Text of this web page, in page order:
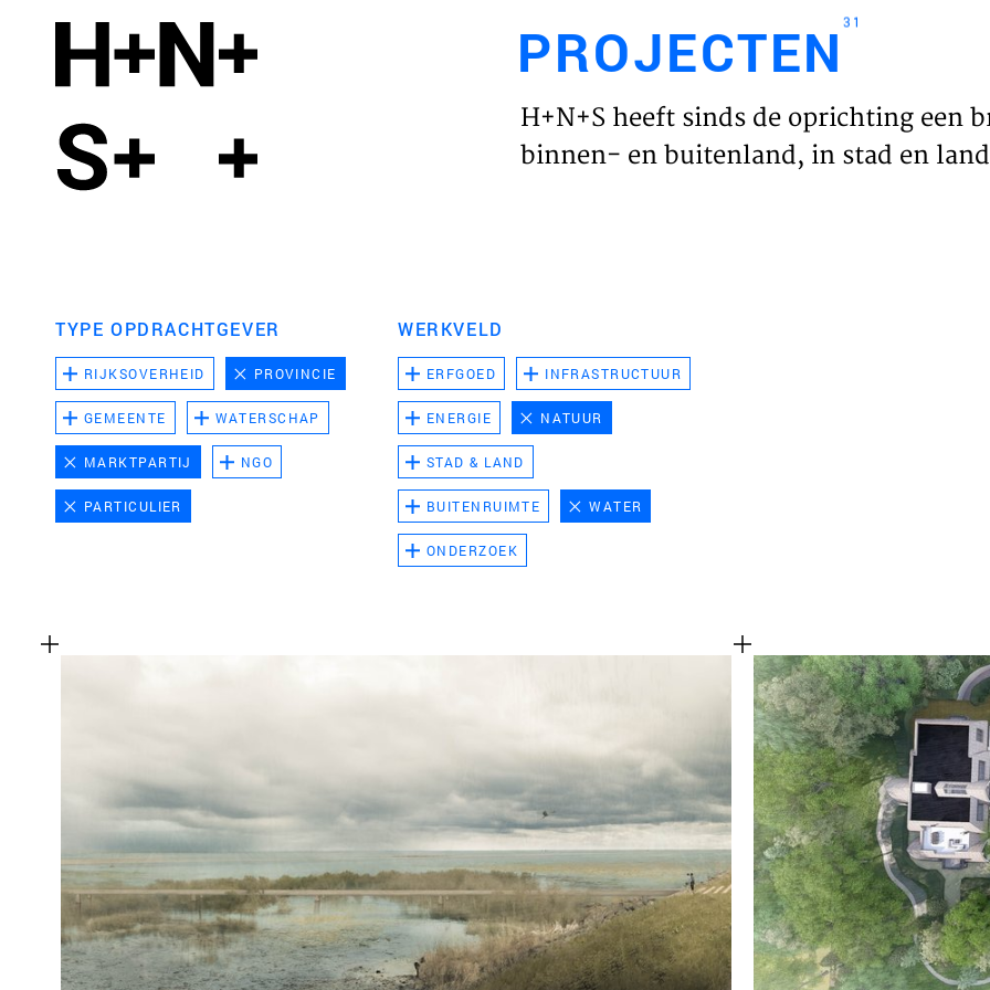
HOME
PROJECTEN31
H+N+S heeft sinds de oprichting een
binnen- en buitenland, in stad en
TYPE OPDRACHTGEVER
RIJKSOVERHEID PROVINCIE
GEMEENTE WATERSCHAP
MARKTPARTIJ NGO
PARTICULIER
WERKVELD
ERFGOED INFRASTRUCTUUR
ENERGIE NATUUR
STAD & LAND
BUITENRUIMTE WATER
ONDERZOEK